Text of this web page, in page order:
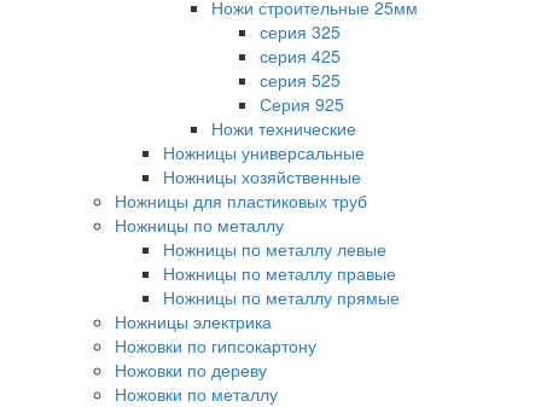
Ножи строительные 25мм
серия 325
серия 425
серия 525
Серия 925
Ножи технические
Ножницы универсальные
Ножницы хозяйственные
Ножницы для пластиковых труб
Ножницы по металлу
Ножницы по металлу левые
Ножницы по металлу правые
Ножницы по металлу прямые
Ножницы электрика
Ножовки по гипсокартону
Ножовки по дереву
Ножовки по металлу